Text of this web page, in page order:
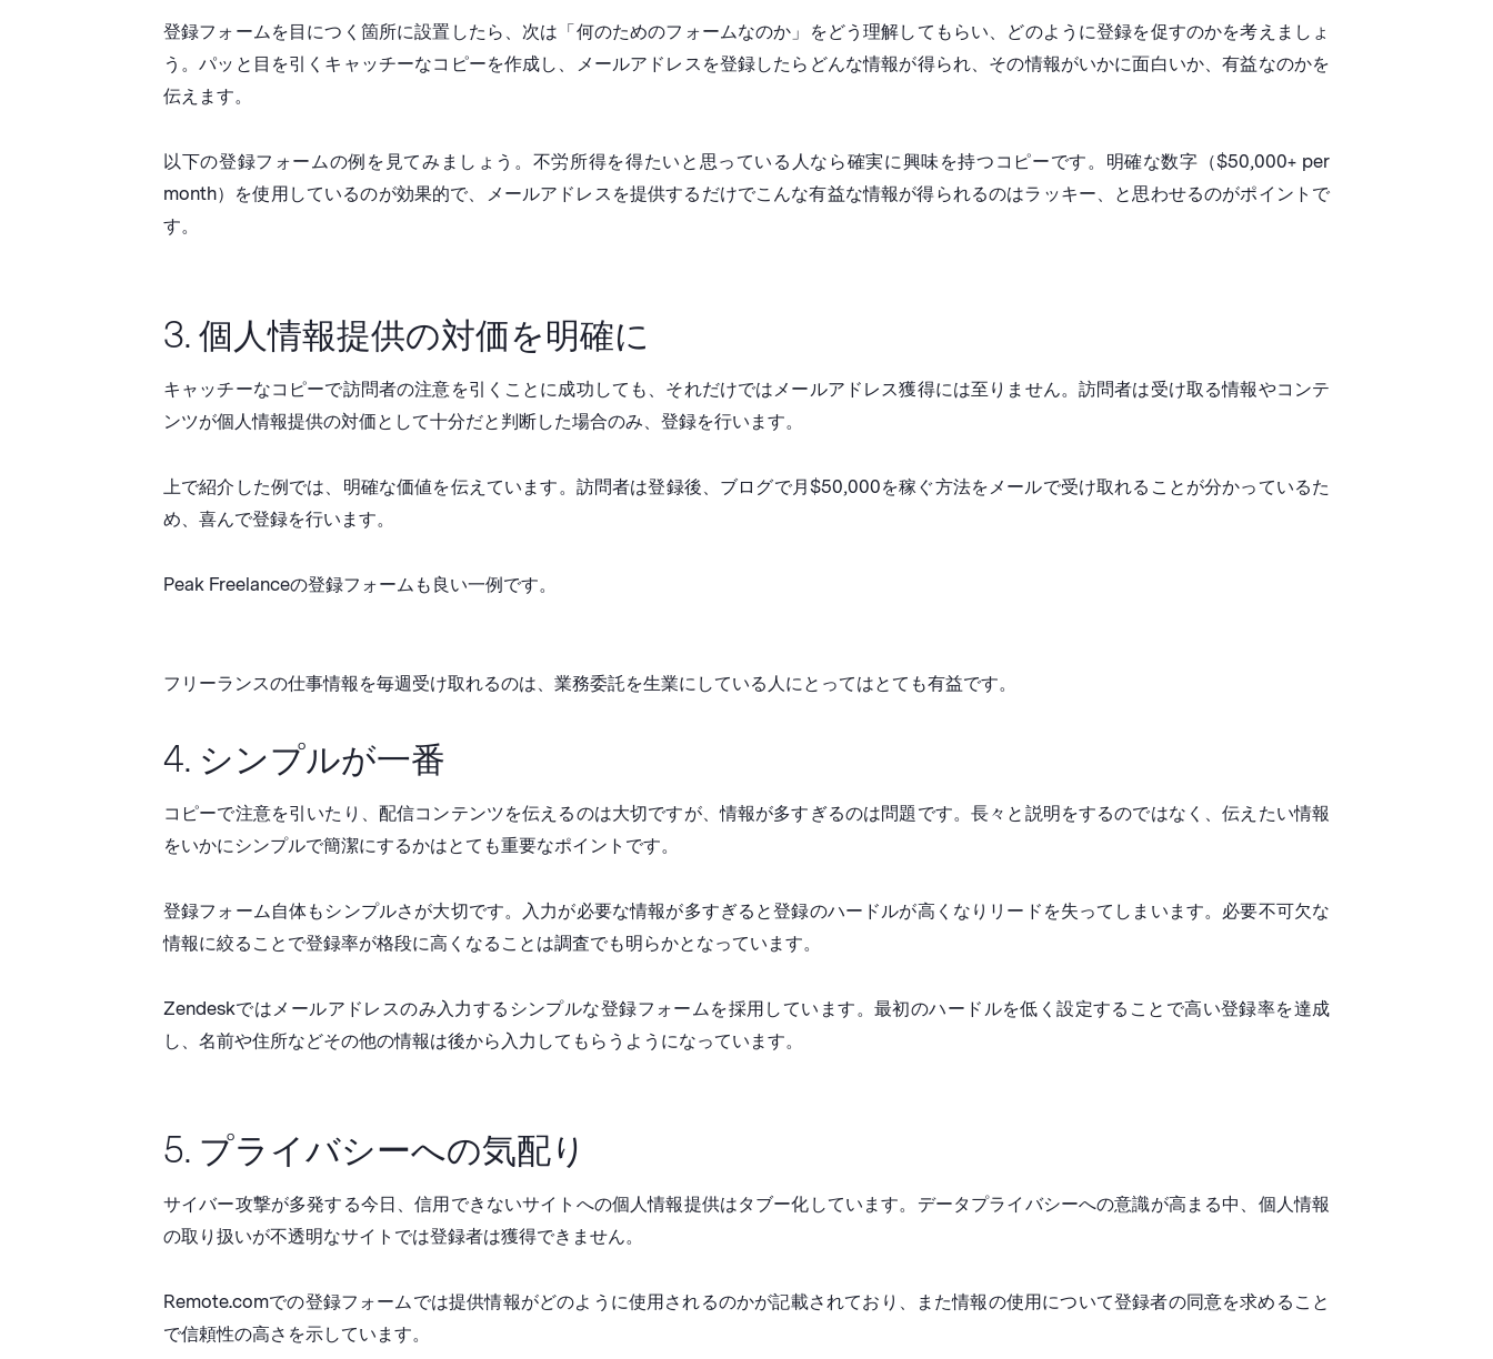
登録フォームを目につく箇所に設置したら、次は「何のためのフォームなのか」をどう理解してもらい、どのように登録を促すのかを考えましょ
う。パッと目を引くキャッチーなコピーを作成し、メールアドレスを登録したらどんな情報が得られ、その情報がいかに面白いか、有益なのかを
伝えます。
以下の登録フォームの例を見てみましょう。不労所得を得たいと思っている人なら確実に興味を持つコピーです。明確な数字（$50,000+ per
month）を使用しているのが効果的で、メールアドレスを提供するだけでこんな有益な情報が得られるのはラッキー、と思わせるのがポイントで
す。
3. 個人情報提供の対価を明確に
キャッチーなコピーで訪問者の注意を引くことに成功しても、それだけではメールアドレス獲得には至りません。訪問者は受け取る情報やコンテ
ンツが個人情報提供の対価として十分だと判断した場合のみ、登録を行います。
上で紹介した例では、明確な価値を伝えています。訪問者は登録後、ブログで月$50,000を稼ぐ方法をメールで受け取れることが分かっているた
め、喜んで登録を行います。
Peak Freelanceの登録フォームも良い一例です。
フリーランスの仕事情報を毎週受け取れるのは、業務委託を生業にしている人にとってはとても有益です。
4. シンプルが一番
コピーで注意を引いたり、配信コンテンツを伝えるのは大切ですが、情報が多すぎるのは問題です。長々と説明をするのではなく、伝えたい情報
をいかにシンプルで簡潔にするかはとても重要なポイントです。
登録フォーム自体もシンプルさが大切です。入力が必要な情報が多すぎると登録のハードルが高くなりリードを失ってしまいます。必要不可欠な
情報に絞ることで登録率が格段に高くなることは調査でも明らかとなっています。
Zendeskではメールアドレスのみ入力するシンプルな登録フォームを採用しています。最初のハードルを低く設定することで高い登録率を達成
し、名前や住所などその他の情報は後から入力してもらうようになっています。
5. プライバシーへの気配り
サイバー攻撃が多発する今日、信用できないサイトへの個人情報提供はタブー化しています。データプライバシーへの意識が高まる中、個人情報
の取り扱いが不透明なサイトでは登録者は獲得できません。
Remote.comでの登録フォームでは提供情報がどのように使用されるのかが記載されており、また情報の使用について登録者の同意を求めること
で信頼性の高さを示しています。